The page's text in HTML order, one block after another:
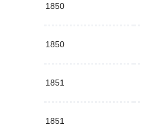
1850
1850
1851
1851